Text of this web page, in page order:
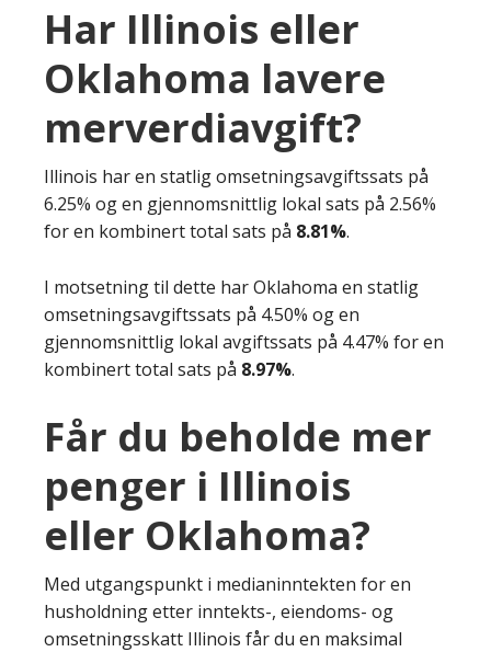
Har Illinois eller
Oklahoma lavere
merverdiavgift?
Illinois har en statlig omsetningsavgiftssats på
6.25% og en gjennomsnittlig lokal sats på 2.56%
for en kombinert total sats på 8.81%.
I motsetning til dette har Oklahoma en statlig
omsetningsavgiftssats på 4.50% og en
gjennomsnittlig lokal avgiftssats på 4.47% for en
kombinert total sats på 8.97%.
Får du beholde mer
penger i Illinois
eller Oklahoma?
Med utgangspunkt i medianinntekten for en
husholdning etter inntekts-, eiendoms- og
omsetningsskatt Illinois får du en maksimal